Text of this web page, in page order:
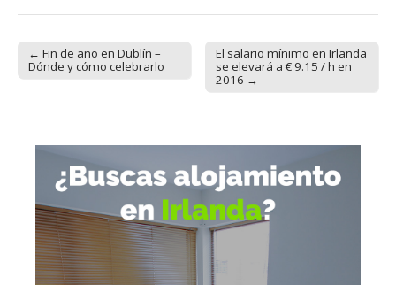
Post navigation
← Fin de año en Dublín –
Dónde y cómo celebrarlo
El salario mínimo en Irlanda
se elevará a € 9.15 / h en
2016 →